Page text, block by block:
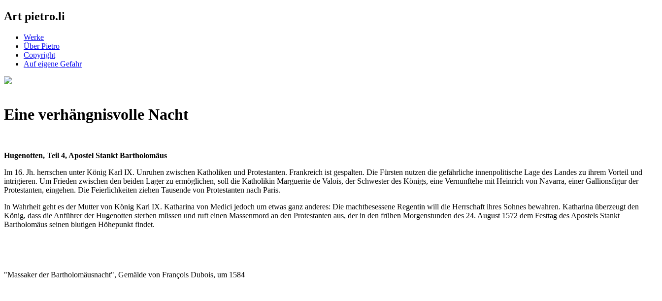
Art pietro.li
Werke
Über Pietro
Copyright
Auf eigene Gefahr
Eine verhängnisvolle Nacht
Hugenotten, Teil 4, Apostel Stankt Bartholomäus
Im 16. Jh. herrschen unter König Karl IX. Unruhen zwischen Katholiken und Protestanten. Frankreich ist gespalten. Die Fürsten nutzen die gefährliche innenpolitische Lage des Landes zu ihrem Vorteil und
intrigieren. Um Frieden zwischen den beiden Lager zu ermöglichen, soll die Katholikin Marguerite de Valois, der Schwester des Königs, eine Vernunftehe mit Heinrich von Navarra, einer Gallionsfigur der
Protestanten, eingehen. Die Feierlichkeiten ziehen Tausende von Protestanten nach Paris.
In Wahrheit geht es der Mutter von König Karl IX. Katharina von Medici jedoch um etwas ganz anderes: Die machtbesessene Regentin will die Herrschaft ihres Sohnes bewahren. Katharina überzeugt den
König, dass die Anführer der Hugenotten sterben müssen und ruft einen Massenmord an den Protestanten aus, der in den frühen Morgenstunden des 24. August 1572 dem Festtag des Apostels Stankt
Bartholomäus seinen blutigen Höhepunkt findet.
"Massaker der Bartholomäusnacht", Gemälde von François Dubois, um 1584